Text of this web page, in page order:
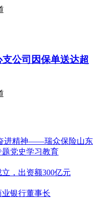
公司因保单送达超
进精神——瑞众保险山东
党史学习教育
，出资额300亿元
银行董事长